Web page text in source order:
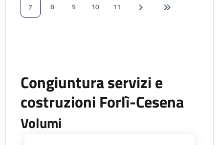
7
8 9 10 11
Congiuntura servizi e
costruzioni Forlì-Cesena
Volumi